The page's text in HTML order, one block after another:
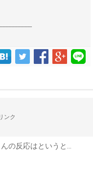
ンク
の反応はというと…